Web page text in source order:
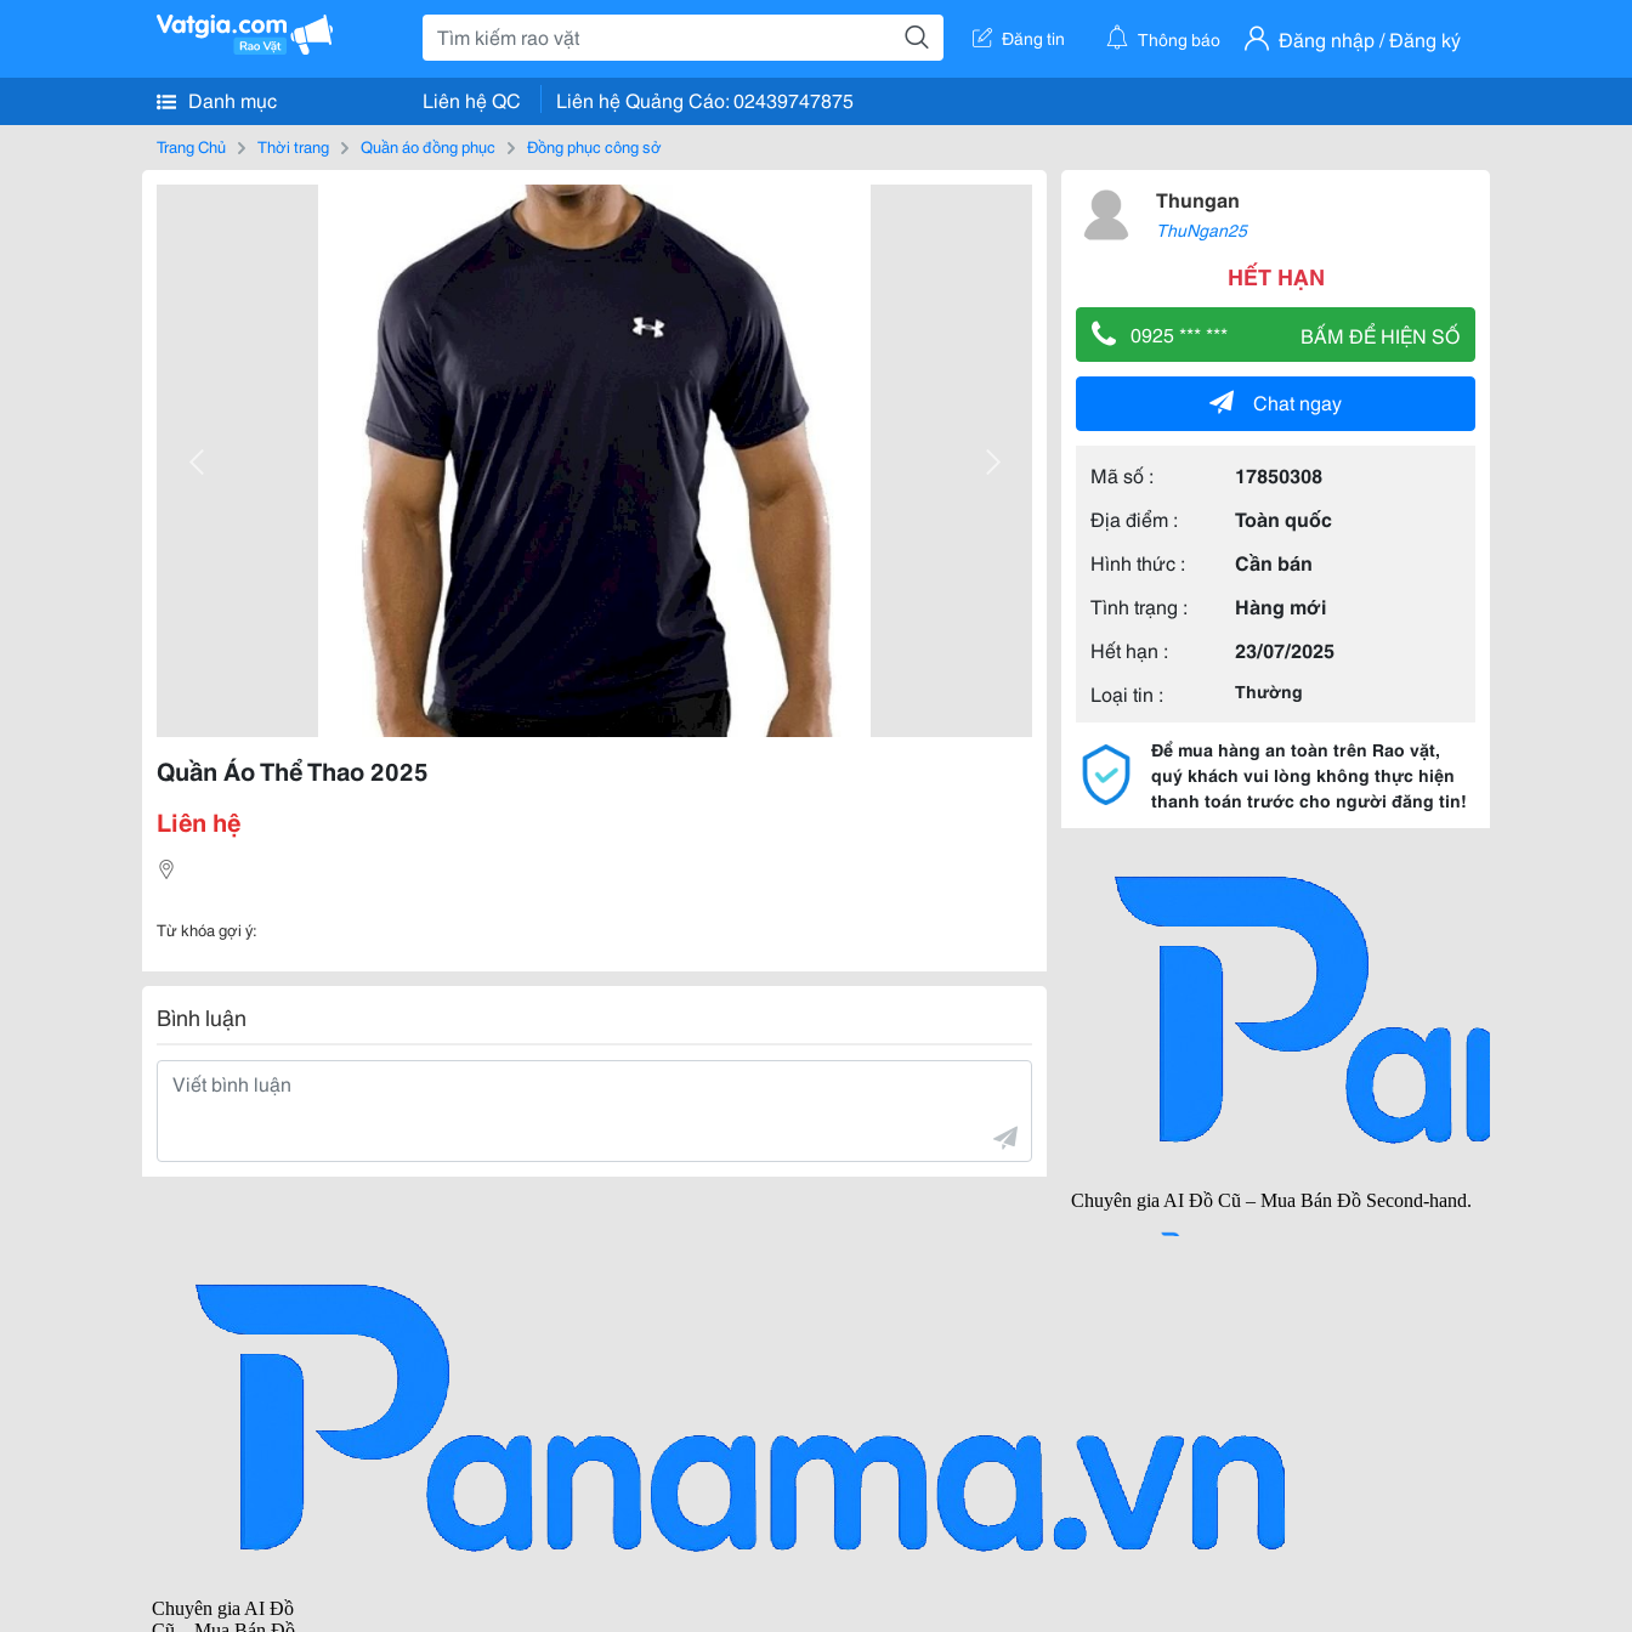
Đăng tin Thông báo Đăng nhập / Đăng ký
Danh mục Liên hệ QC Liên hệ Quảng Cáo: 02439747875
Trang Chủ Thời trang Quần áo đồng phục Đồng phục công sở
Quần Áo Thể Thao 2025
Liên hệ
Từ khóa gợi ý:
Bình luận
Thungan
ThuNgan25
HẾT HẠN
0925 *** *** BẤM ĐỂ HIỆN SỐ
Chat ngay
Mã số :
17850308
Địa điểm :
Toàn quốc
Hình thức :
Cần bán
Tình trạng :
Hàng mới
Hết hạn :
23/07/2025
Loại tin :
Thường
Để mua hàng an toàn trên Rao vặt,
quý khách vui lòng không thực hiện
thanh toán trước cho người đăng tin!